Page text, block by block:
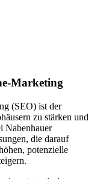
Marketing
(SEO) ist der
zu stärken und
Nabenhauer
die darauf
potenzielle